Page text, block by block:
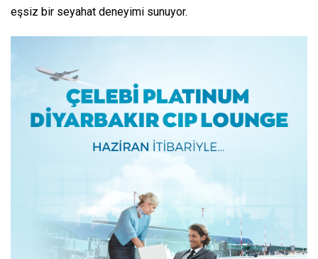
eşsiz bir seyahat deneyimi sunuyor.